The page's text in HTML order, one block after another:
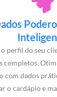
perfil do seu
completos.
com dados
o cardápio e